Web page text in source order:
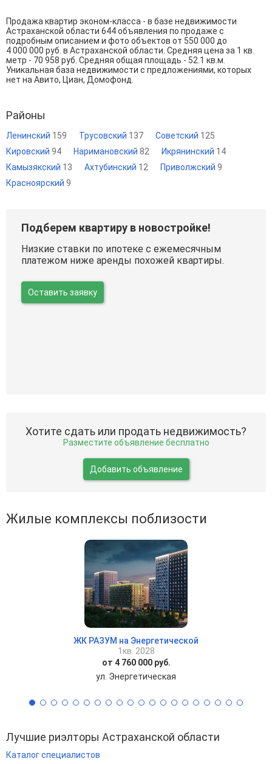
Продажа квартир эконом-класса - в базе недвижимости
Астраханской области 644 объявления по продаже с
подробным описанием и фото объектов от 550 000 до
4 000 000 руб. в Астраханской области. Средняя цена за 1 кв.
метр - 70 958 руб. Средняя общая площадь - 52.1 кв.м.
Уникальная база недвижимости с предложениями, которых
нет на Авито, Циан, Домофонд.
Районы
Ленинский 159 Трусовский 137 Советский 125
Кировский 94 Наримановский 82 Икрянинский 14
Камызякский 13 Ахтубинский 12 Приволжский 9
Красноярский 9
Подберем квартиру в новостройке!
Низкие ставки по ипотеке с ежемесячным
платежом ниже аренды похожей квартиры.
Оставить заявку
Хотите сдать или продать недвижимость?
Разместите объявление бесплатно
Добавить объявление
Жилые комплексы поблизости
ЖК РАЗУМ на Энергетической
1кв. 2028
от 4 760 000 руб.
ул. Энергетическая
Лучшие риэлторы Астраханской области
Каталог специалистов